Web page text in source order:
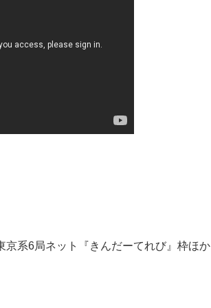
系6局ネット『きんだーてれび』枠ほか